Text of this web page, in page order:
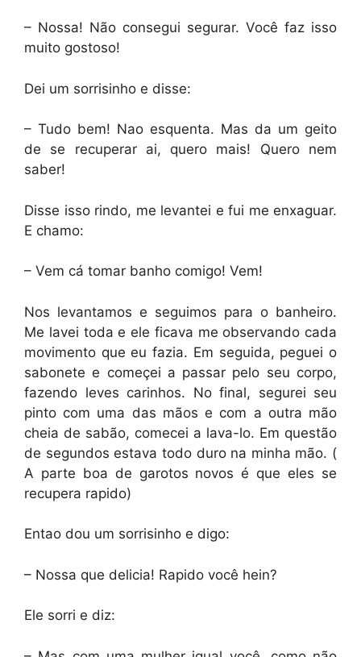
– Nossa! Não consegui segurar. Você faz isso
muito gostoso!
Dei um sorrisinho e disse:
– Tudo bem! Nao esquenta. Mas da um geito
de se recuperar ai, quero mais! Quero nem
saber!
Disse isso rindo, me levantei e fui me enxaguar.
E chamo:
– Vem cá tomar banho comigo! Vem!
Nos levantamos e seguimos para o banheiro.
Me lavei toda e ele ficava me observando cada
movimento que eu fazia. Em seguida, peguei o
sabonete e começei a passar pelo seu corpo,
fazendo leves carinhos. No final, segurei seu
pinto com uma das mãos e com a outra mão
cheia de sabão, comecei a lava-lo. Em questão
de segundos estava todo duro na minha mão. (
A parte boa de garotos novos é que eles se
recupera rapido)
Entao dou um sorrisinho e digo:
– Nossa que delicia! Rapido você hein?
Ele sorri e diz: